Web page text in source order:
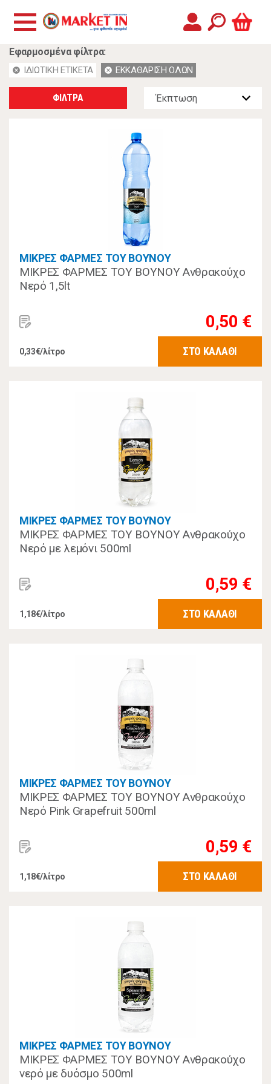
Εφαρμοσμένα φίλτρα:
cancel ΙΔΙΩΤΙΚΗ ΕΤΙΚΕΤΑ cancel ΕΚΚΑΘΑΡΙΣΗ ΟΛΩΝ
ΦΙΛΤΡΑ
ΜΙΚΡΕΣ ΦΑΡΜΕΣ ΤΟΥ ΒΟΥΝΟΥ
ΜΙΚΡΕΣ ΦΑΡΜΕΣ ΤΟΥ ΒΟΥΝΟΥ Ανθρακούχο
Νερό 1,5lt
0,50 €
0,33€/λίτρο ΣΤΟ ΚΑΛΑΘΙ
ΜΙΚΡΕΣ ΦΑΡΜΕΣ ΤΟΥ ΒΟΥΝΟΥ
ΜΙΚΡΕΣ ΦΑΡΜΕΣ ΤΟΥ ΒΟΥΝΟΥ Ανθρακούχο
Νερό με λεμόνι 500ml
0,59 €
1,18€/λίτρο ΣΤΟ ΚΑΛΑΘΙ
ΜΙΚΡΕΣ ΦΑΡΜΕΣ ΤΟΥ ΒΟΥΝΟΥ
ΜΙΚΡΕΣ ΦΑΡΜΕΣ ΤΟΥ ΒΟΥΝΟΥ Ανθρακούχο
Νερό Pink Grapefruit 500ml
0,59 €
1,18€/λίτρο ΣΤΟ ΚΑΛΑΘΙ
ΜΙΚΡΕΣ ΦΑΡΜΕΣ ΤΟΥ ΒΟΥΝΟΥ
ΜΙΚΡΕΣ ΦΑΡΜΕΣ ΤΟΥ ΒΟΥΝΟΥ Ανθρακούχο
νερό με δυόσμο 500ml